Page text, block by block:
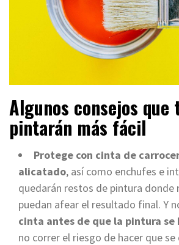
Algunos consejos que
pintarán más fácil
Protege con cinta de
alicatado, así como enchufes e
quedarán restos de pintura donde
puedan afear el resultado final. Y
cinta antes de que la pintura se
no correr el riesgo de hacer que